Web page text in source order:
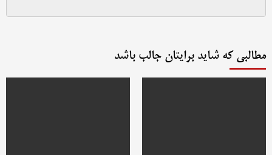
مطالبی که شاید برایتان جالب باشد